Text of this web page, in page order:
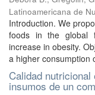
Latinoamericana de
Introduction. We
foods in the global
increase in obesity.
a higher consumption
Calidad
insumos de un